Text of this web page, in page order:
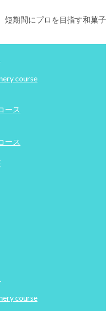
短期間にプロを目指す和菓子
course
ース
ース
course